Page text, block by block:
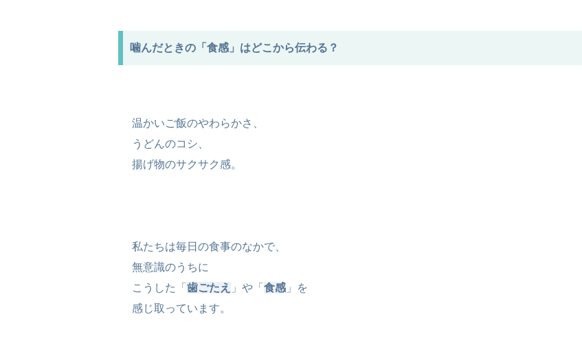
噛んだときの「食感」はどこから伝わる？
温かいご飯のやわらかさ、
うどんのコシ、
揚げ物のサクサク感。
私たちは毎日の食事のなかで、
無意識のうちに
こうした「 歯ごたえ 」や「 食感 」を
感じ取っています。